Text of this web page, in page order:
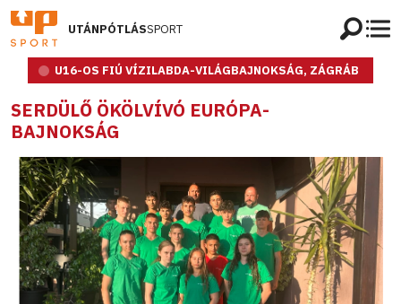
UTÁNPÓTLÁSSPORT
U16-OS FIÚ VÍZILABDA-VILÁGBAJNOKSÁG, ZÁGRÁB
SERDÜLŐ ÖKÖLVÍVÓ EURÓPA-
BAJNOKSÁG